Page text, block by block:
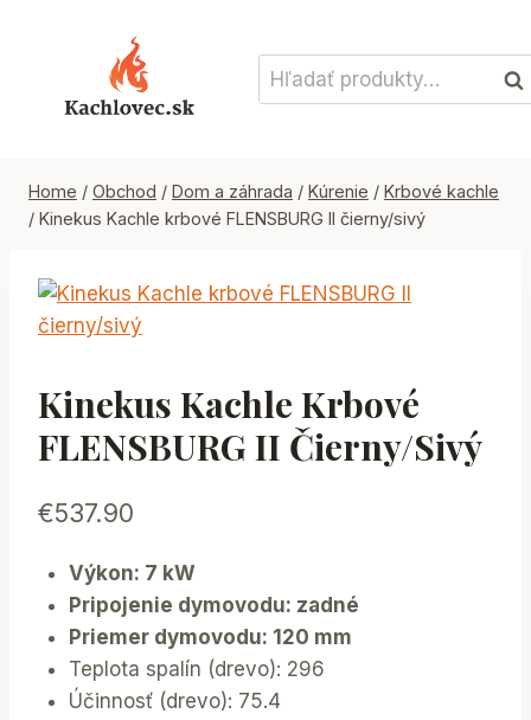
Hľadať:
Home / Obchod / Dom a záhrada / Kúrenie / Krbové kachle
/ Kinekus Kachle krbové FLENSBURG II čierny/sivý
Kinekus Kachle Krbové
FLENSBURG II Čierny/sivý
€537.90
Výkon: 7 kW
Pripojenie dymovodu: zadné
Priemer dymovodu: 120 mm
Teplota spalín (drevo): 296
Účinnosť (drevo): 75.4